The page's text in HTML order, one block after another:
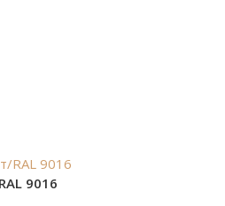
9016